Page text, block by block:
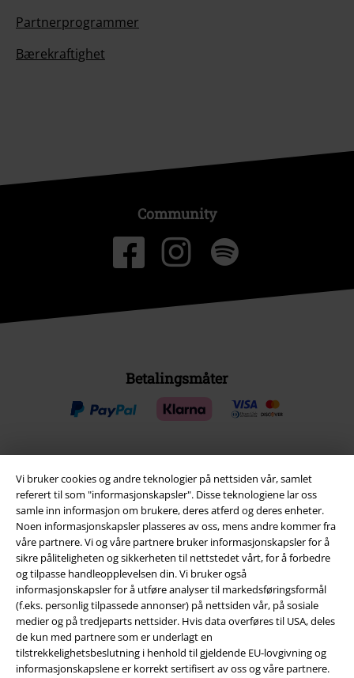
Vi bruker cookies og andre teknologier på nettsiden vår, samlet
referert til som "informasjonskapsler". Disse teknologiene lar oss
samle inn informasjon om brukere, deres atferd og deres enheter.
Noen informasjonskapsler plasseres av oss, mens andre kommer fra
våre partnere. Vi og våre partnere bruker informasjonskapsler for å
sikre påliteligheten og sikkerheten til nettstedet vårt, for å forbedre
og tilpasse handleopplevelsen din. Vi bruker også
informasjonskapsler for å utføre analyser til markedsføringsformål
(f.eks. personlig tilpassede annonser) på nettsiden vår, på sosiale
medier og på tredjeparts nettsider. Hvis data overføres til USA, deles
de kun med partnere som er underlagt en
tilstrekkelighetsbeslutning i henhold til gjeldende EU-lovgivning og
informasjonskapslene er korrekt sertifisert av oss og våre partnere.
Partnerprogrammer
Bærekraftighet
Community
Betalingsmåter
Frakt
EMP App
Her kan du laste ned EMPs nye app helt gratis og ta del i alle de nye
funksjonene og fordelene!